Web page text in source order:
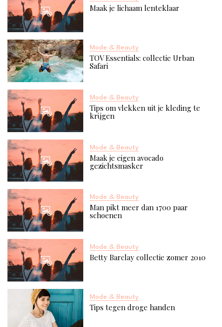
Maak je lichaam lenteklaar
Mode & Beauty
TOV Essentials: collectie Urban
Safari
Mode & Beauty
Tips om vlekken uit je kleding te
krijgen
Mode & Beauty
Maak je eigen avocado
gezichtsmasker
Mode & Beauty
Man pikt meer dan 1700 paar
schoenen
Mode & Beauty
Betty Barclay collectie zomer 2010
Mode & Beauty
Tips tegen droge handen